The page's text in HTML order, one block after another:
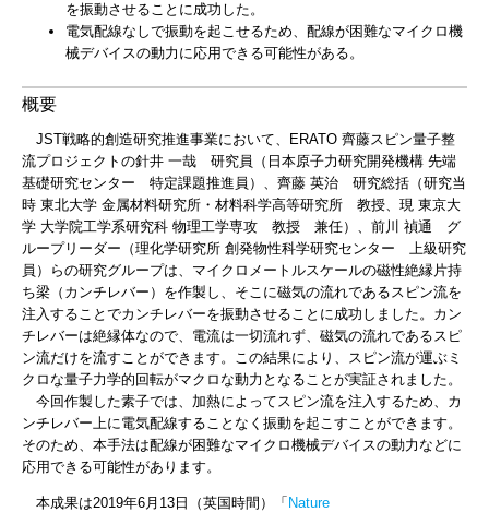
を振動させることに成功した。
電気配線なしで振動を起こせるため、配線が困難なマイクロ機
械デバイスの動力に応用できる可能性がある。
概要
JST戦略的創造研究推進事業において、ERATO 齊藤スピン量子整
流プロジェクトの針井 一哉 研究員（日本原子力研究開発機構 先端
基礎研究センター 特定課題推進員）、齊藤 英治 研究総括（研究当
時 東北大学 金属材料研究所・材料科学高等研究所 教授、現 東京大
学 大学院工学系研究科 物理工学専攻 教授 兼任）、前川 禎通 グ
ループリーダー（理化学研究所 創発物性科学研究センター 上級研究
員）らの研究グループは、マイクロメートルスケールの磁性絶縁片持
ち梁（カンチレバー）を作製し、そこに磁気の流れであるスピン流を
注入することでカンチレバーを振動させることに成功しました。カン
チレバーは絶縁体なので、電流は一切流れず、磁気の流れであるスピ
ン流だけを流すことができます。この結果により、スピン流が運ぶミ
クロな量子力学的回転がマクロな動力となることが実証されました。
今回作製した素子では、加熱によってスピン流を注入するため、カ
ンチレバー上に電気配線することなく振動を起こすことができます。
そのため、本手法は配線が困難なマイクロ機械デバイスの動力などに
応用できる可能性があります。
本成果は2019年6月13日（英国時間）「 Nature